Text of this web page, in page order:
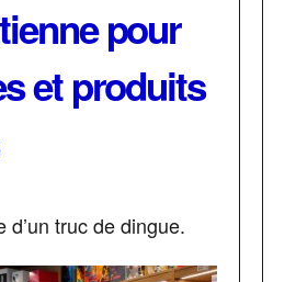
pour
et produits
d’un truc de dingue.